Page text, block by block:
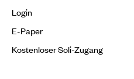
Login
E-Paper
Kostenloser Soli-Zugang